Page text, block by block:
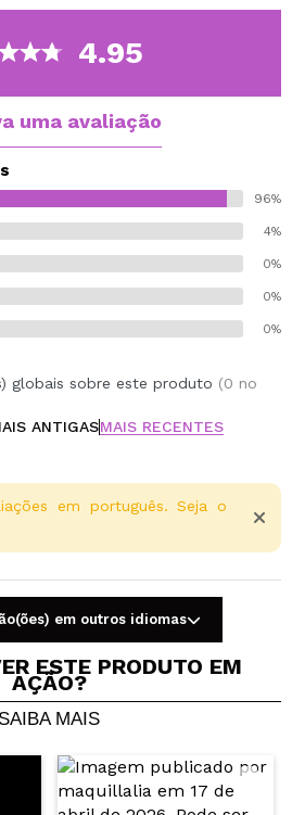
base, corretivo, bronzer...
ergonômico para deixar um
4.95
uma avaliação
96%
4%
0%
0%
0%
globais sobre este produto (0 no
ANTIGASMAIS RECENTES
um vídeo ou uma foto
o primeiro. Imagine isso...
em português. Seja o
em outros idiomas
ESTE PRODUTO EM
AÇÃO?
SAIBA MAIS